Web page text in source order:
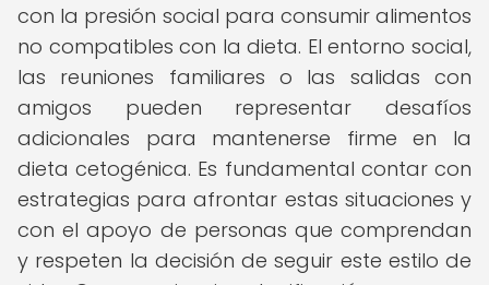
con la presión social para consumir alimentos
no compatibles con la dieta. El entorno social,
las reuniones familiares o las salidas con
amigos pueden representar desafíos
adicionales para mantenerse firme en la
dieta cetogénica. Es fundamental contar con
estrategias para afrontar estas situaciones y
con el apoyo de personas que comprendan
y respeten la decisión de seguir este estilo de